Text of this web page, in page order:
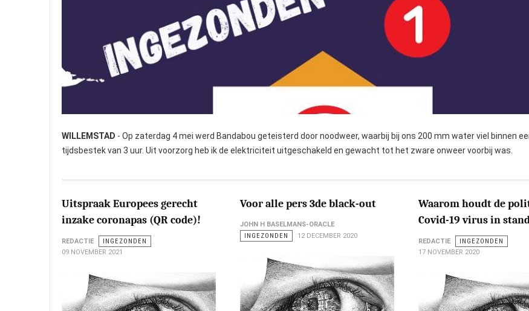
WILLEMSTAD - Op zaterdag 4 mei werd Bandabou geteisterd door noodweer, waarbij bij ons 200 mm water viel binnen
tijdsbestek van 3 uur. Uit voorzorg heb ik de elektriciteit uitgeschakeld en gewacht tot het zware onweer voorbij was.
Uitspraak Europees gerecht
inzake coronapas (QR code)!
REDACTIE
INGEZONDEN
09 NOVEMBER 2021
Voor alle pers 3de black-out
JOHN H BASELMANS-ORACLE
INGEZONDEN
12 DECEMBER 2020
Waarom houdt de
Covid-19 virus in
REDACTIE
INGEZONDEN
17 NOVEMBER 2020